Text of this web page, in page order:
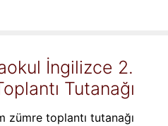
İngilizce 2.
Tutanağı
zümre toplantı tutanağı